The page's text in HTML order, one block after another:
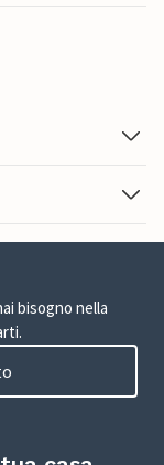
bisogno nella